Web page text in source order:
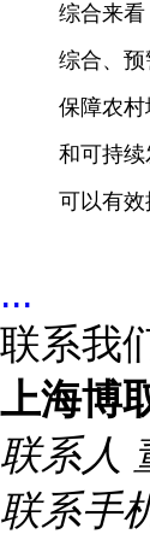
综合来看
综合、
保障农
和可持续
可以有效
...
联系我
上海博
联系人
联系手